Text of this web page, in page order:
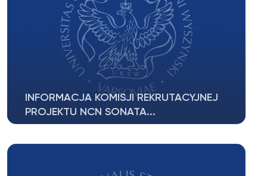
INFORMACJA KOMISJI REKRUTACYJNEJ
PROJEKTU NCN SONATA...